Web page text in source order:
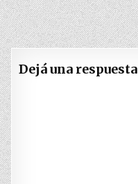
de
entradas
Dejá una respuesta